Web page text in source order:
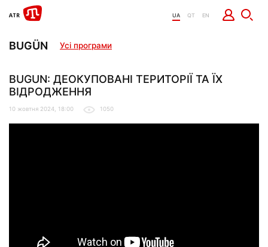
UA QT EN
BUGÜN Усі програми
BUGUN: ДЕОКУПОВАНІ ТЕРИТОРІЇ ТА ЇХ
ВІДРОДЖЕННЯ
10 жовтня 2024, 18:00 1050